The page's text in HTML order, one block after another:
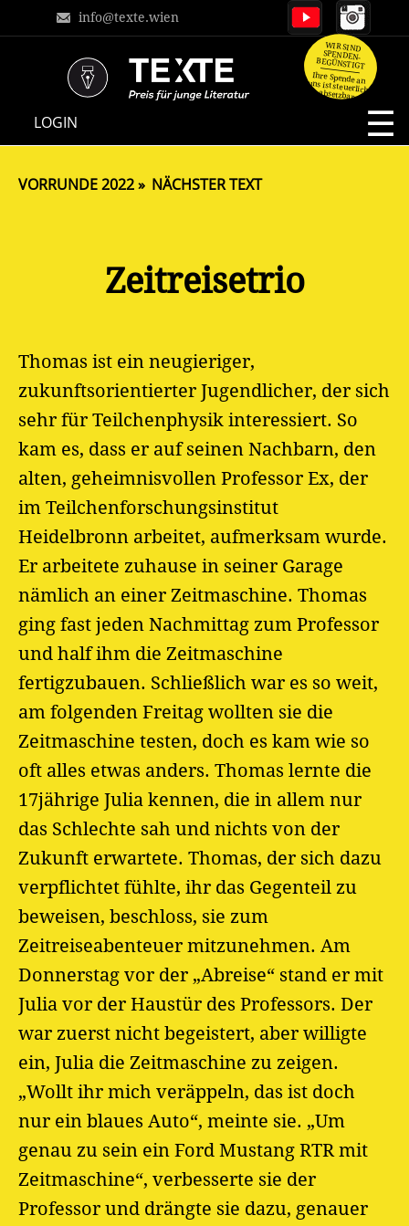
info@texte.wien
LOGIN
WIR SIND
SPENDEN-
BEGÜNSTIGT
Ihre Spende an
uns ist steuerlich
absetzbar.
Zeitreisetrio
Thomas ist ein neugieriger,
zukunftsorientierter Jugendlicher, der sich
sehr für Teilchenphysik interessiert. So
kam es, dass er auf seinen Nachbarn, den
alten, geheimnisvollen Professor Ex, der
im Teilchenforschungsinstitut
Heidelbronn arbeitet, aufmerksam wurde.
Er arbeitete zuhause in seiner Garage
nämlich an einer Zeitmaschine. Thomas
ging fast jeden Nachmittag zum Professor
und half ihm die Zeitmaschine
fertigzubauen. Schließlich war es so weit,
am folgenden Freitag wollten sie die
Zeitmaschine testen, doch es kam wie so
oft alles etwas anders. Thomas lernte die
17jährige Julia kennen, die in allem nur
das Schlechte sah und nichts von der
Zukunft erwartete. Thomas, der sich dazu
verpflichtet fühlte, ihr das Gegenteil zu
beweisen, beschloss, sie zum
Zeitreiseabenteuer mitzunehmen. Am
Donnerstag vor der „Abreise“ stand er mit
Julia vor der Haustür des Professors. Der
war zuerst nicht begeistert, aber willigte
ein, Julia die Zeitmaschine zu zeigen.
„Wollt ihr mich veräppeln, das ist doch
nur ein blaues Auto“, meinte sie. „Um
genau zu sein ein Ford Mustang RTR mit
Zeitmaschine“, verbesserte sie der
Professor und drängte sie dazu, genauer
VORRUNDE 2022 NÄCHSTER TEXT